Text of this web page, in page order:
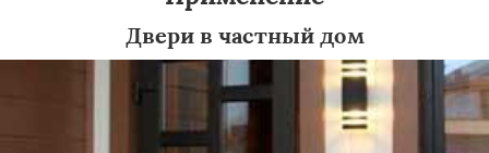
Двери в частный дом